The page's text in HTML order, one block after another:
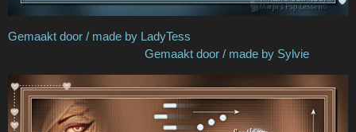
Gemaakt door / made by LadyTess
Gemaakt door / made by Sylvie